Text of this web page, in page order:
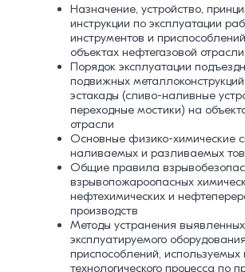
Назначение, устройство,
инструкции по эксплуатации
инструментов и
объектах нефтегазовой отрасли
Порядок эксплуатации
подвижных
эстакады (сливо-наливные
переходные мостики) на
отрасли
Основные физико-химические
наливаемых и разливаемых
Общие правила
взрывопожароопасных
нефтехимических и
производств
Методы устранения
эксплуатируемого
приспособлений, используемых
технологического процесса по